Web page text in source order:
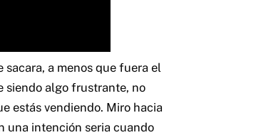
a menos que fuera el
siendo algo frustrante, no
estás vendiendo. Miro hacia
una intención seria cuando